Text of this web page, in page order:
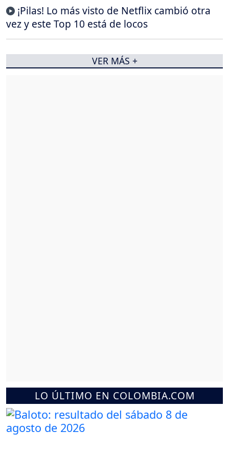
LO ÚLTIMO EN COLOMBIA.COM
¡Pilas! Lo más visto de Netflix cambió otra
vez y este Top 10 está de locos
VER MÁS +